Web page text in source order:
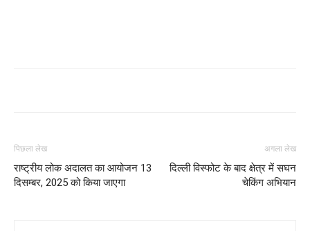
पिछला लेख
राष्ट्रीय लोक अदालत का आयोजन 13
दिसम्बर, 2025 को किया जाएगा
अगला लेख
दिल्ली विस्फोट के बाद क्षेत्र में सघन
चेकिंग अभियान